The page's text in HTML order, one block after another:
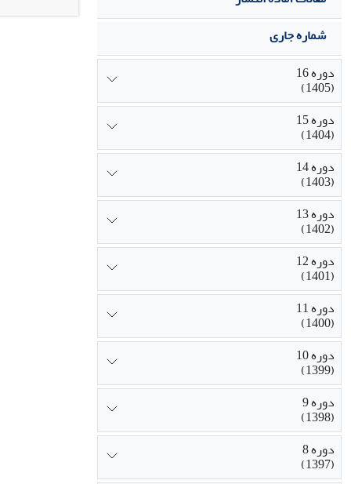
شماره جاری
دوره 16
(1405)
دوره 15
(1404)
دوره 14
(1403)
دوره 13
(1402)
دوره 12
(1401)
دوره 11
(1400)
دوره 10
(1399)
دوره 9
(1398)
دوره 8
(1397)